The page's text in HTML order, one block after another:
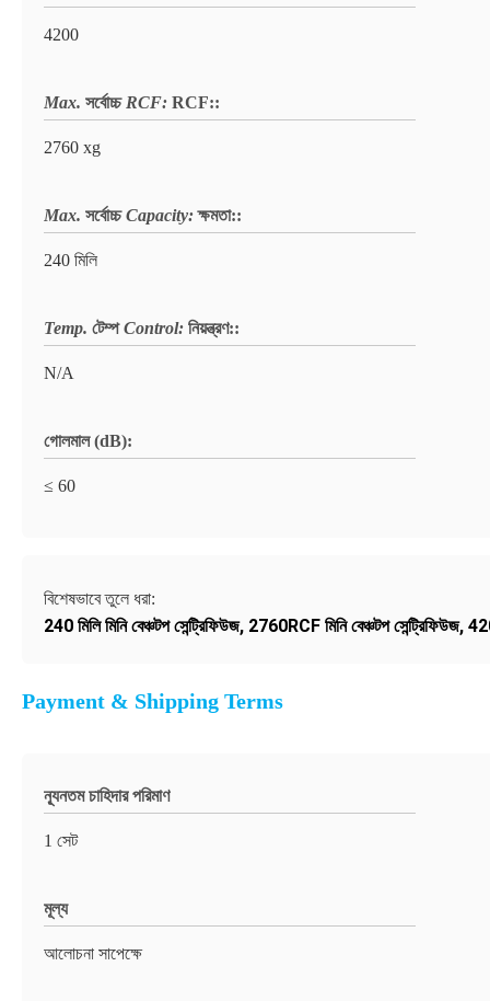
4200
Max. সর্বোচ্চ RCF: RCF::
2760 xg
Max. সর্বোচ্চ Capacity: ক্ষমতা::
240 মিলি
Temp. টেম্প Control: নিয়ন্ত্রণ::
N/A
গোলমাল (dB):
≤ 60
বিশেষভাবে তুলে ধরা:
240 মিলি মিনি বেঞ্চটপ সেন্ট্রিফিউজ, 2760RCF মিনি বেঞ্চটপ সেন্ট্রিফিউজ,
Payment & Shipping Terms
ন্যূনতম চাহিদার পরিমাণ
1 সেট
মূল্য
আলোচনা সাপেক্ষে